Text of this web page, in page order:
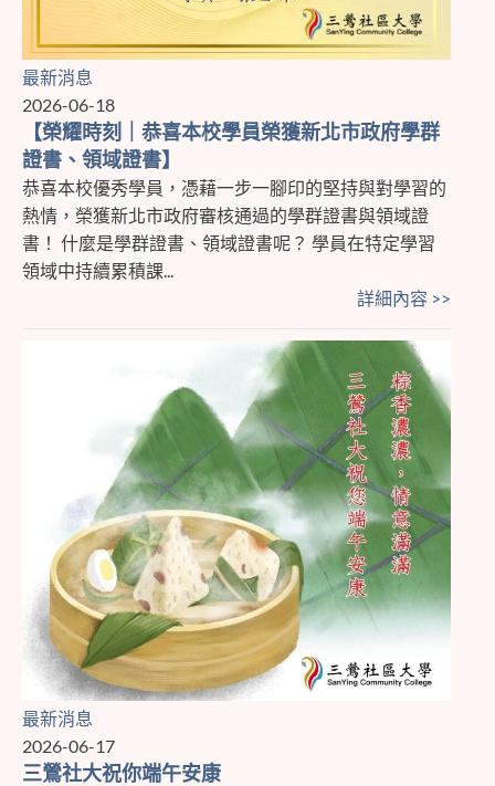
最新消息
2026-06-18
【榮耀時刻｜恭喜本校學員榮獲新北市政府學群
證書、領域證書】
恭喜本校優秀學員，憑藉一步一腳印的堅持與對學習的
熱情，榮獲新北市政府審核通過的學群證書與領域證
書！ 什麼是學群證書、領域證書呢？ 學員在特定學習
領域中持續累積課...
詳細內容 >>
最新消息
2026-06-17
三鶯社大祝你端午安康